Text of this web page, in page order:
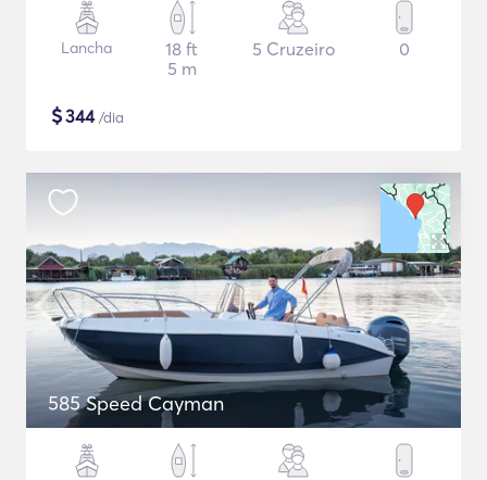
Lancha
18 ft
5 m
5 Cruzeiro 0
$344/dia
585 Speed Cayman